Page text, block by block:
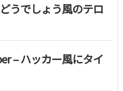
うでしょう風のテロ
– ハッカー風にタイ